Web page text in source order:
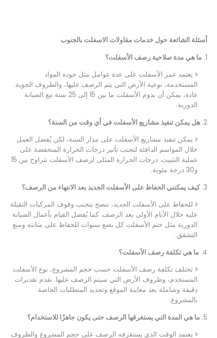
أسئلة الشائعة حول خدمات مقاولات الاسفلت بالجنوب
1. ما هي مدة صلاحية رصف الأسفلت؟
يعتمد عمر الأسفلت على عدة عوامل مثل جودة المواد
المستخدمة، نوعية الأرض التي يتم الرصف عليها، والظروف الجوية.
عادة، يمكن أن يدوم الأسفلت ما بين 15 إلى 25 سنة مع الصيانة
الدورية.
2. هل يمكن تنفيذ مشاريع الأسفلت في أي وقت من السنة؟
يمكن تنفيذ مشاريع الأسفلت على مدار السنة، لكن يُفضل العمل
خلال المواسم الدافئة لتجنب تأثير درجات الحرارة المنخفضة على
عملية التثبيت. درجات الحرارة المثلى لرصف الأسفلت تتراوح بين 15
و30 درجة مئوية.
3. كيف يمكنني الحفاظ على الأسفلت الجديد بعد الانتهاء من الرصف؟
للحفاظ على الأسفلت الجديد، ننصح بتجنب وقوف المركبات الثقيلة
عليه خلال الأيام الأولى بعد الرصف. كما يُفضل القيام بأعمال الصيانة
الدورية مثل ختم الأسفلت كل بضع سنوات للحفاظ على متانته ومنع
التشقق.
4. ما هي تكلفة رصف الأسفلت؟
تختلف تكلفة رصف الأسفلت حسب حجم المشروع، نوع الأسفلت
المستخدم، وظروف الأرض التي سيتم الرصف عليها. نقدم تقديرات
دقيقة وشاملة بعد معاينة الموقع وتحديد المتطلبات الخاصة
بالمشروع.
5. ما هي المدة التي يستغرقها الرصف حتى يكون جاهزًا للاستخدام؟
يعتمد الوقت الذي يستغرقه الرصف على حجم المشروع والظروف